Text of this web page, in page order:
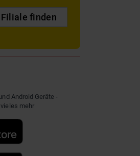
Filiale finden
Android Geräte -
mehr